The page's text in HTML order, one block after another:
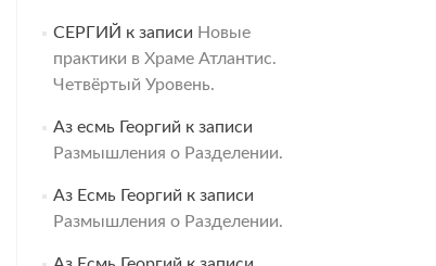
СЕРГИЙ к записи Новые
практики в Храме Атлантис.
Четвёртый Уровень.
Аз есмь Георгий к записи
Размышления о Разделении.
Аз Есмь Георгий к записи
Размышления о Разделении.